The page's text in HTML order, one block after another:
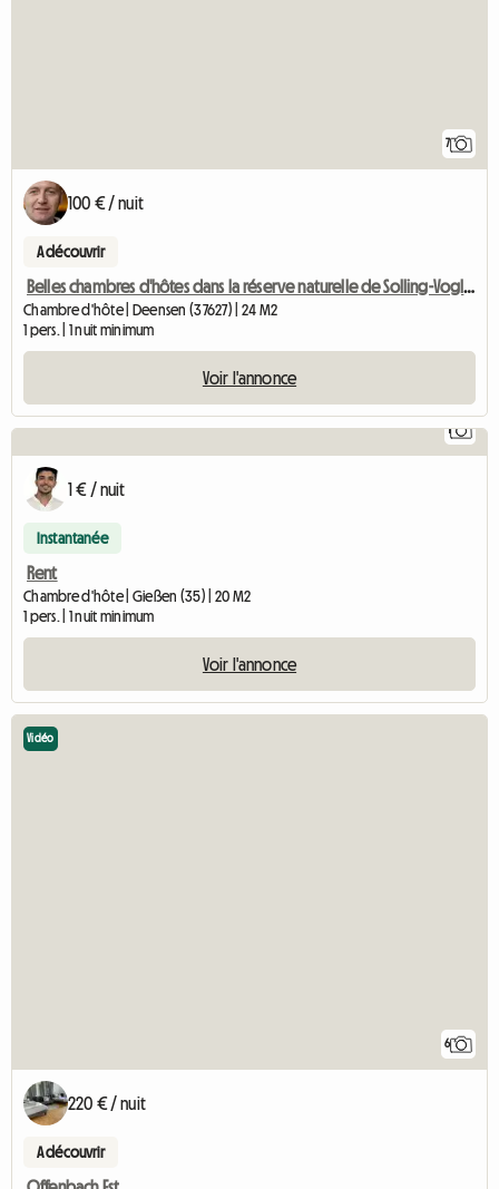
7
100 € / nuit
A découvrir
Belles chambres d'hôtes dans la réserve naturelle de Solling-Vogler
Chambre d'hôte | Deensen (37627) | 24 M2
1 pers. | 1 nuit minimum
Voir l'annonce
1
1 € / nuit
Instantanée
Rent
Chambre d'hôte | Gießen (35) | 20 M2
1 pers. | 1 nuit minimum
Voir l'annonce
6
Vidéo
220 € / nuit
A découvrir